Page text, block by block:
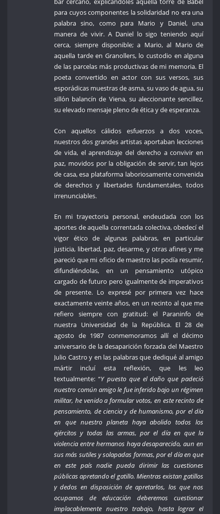
para cuyos componentes la solidaridad no era una
palabra sino, como para Mario y Daniel, una
manera de vivir. A Daniel lo sigo teniendo aquí
cerca, siempre disponible; a Mario, al Mario de
aquella tarde en Granollers, lo custodio en alguna
de las parcelas más productivas de mi memoria. El
poeta convertido en actor con sus versos, sus
esporádicas muestras de asma, su vaso de agua, su
sillón balancín de Viena, su aleccionante sencillez,
su elevado mensaje pleno de ética y de esperanza.
Con aquellos cálidos esfuerzos a dos voces,
nuestros dos grandes artistas aportaban lecciones
de vida, el aprendizaje del derecho a convivir en
paz, movidos por la obligación de servir, tan lejos
de casa, esa plataforma laboriosamente convenida
de derechos y libertades fundamentales, todos
irrenunciables.
En mi trayectoria personal, endeudada con los
aportes de aquella correntada colectiva, obedecí el
vigor ético de algunas palabras, en particular
justicia, libertad, paz, desarme, y otras afines y me
pareció que mi oficio de maestro las podía resumir,
difundiéndolas, en un pensamiento utópico
cargado de futuro pero igualmente de imperativos
de presente. Lo expresé por primera vez hace
exactamente veinte años, en un recinto al que me
refiero siempre con gratitud: el Paraninfo de
nuestra Universidad de la República. El 28 de
agosto de 1987 conmemoramos allí el décimo
aniversario de la desaparición forzada del Maestro
Julio Castro y en las palabras que dediqué al amigo
mártir incluí esta reflexión, que les leo
textualmente: “Y puesto que el daño que padeció
nuestro común amigo le fue inferido bajo un régimen
militar, he venido a formular votos, en este recinto de
pensamiento, de ciencia y de humanismo, por el día
en que nuestro planeta haya abolido todos los
ejércitos y todas las armas, por el día en que la
violencia entre hermanos haya desaparecido, aun en
sus más sutiles y solapadas formas, por el día en que
en este país nadie pueda dirimir las cuestiones
públicas apretando el gatillo. Mientras existan gatillos
y dedos en disposición de apretarlos, los que nos
ocupamos de educación deberemos cuestionar
implacablemente nuestro trabajo, hasta lograr el